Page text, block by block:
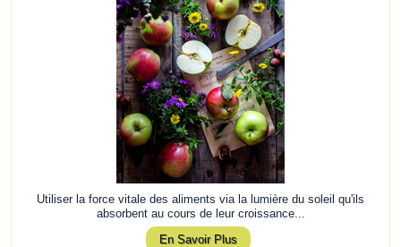
Utiliser la force vitale des aliments via la lumière du soleil qu'ils
absorbent au cours de leur croissance...
En Savoir Plus